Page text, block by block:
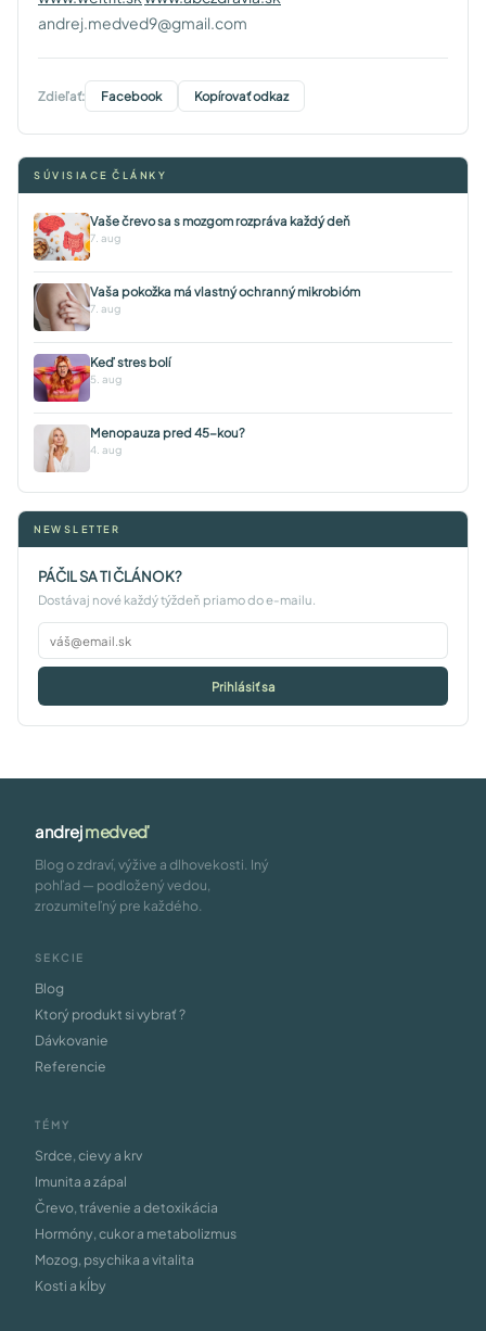
andrej.medved9@gmail.com
Zdieľať: Facebook Kopírovať odkaz
SÚVISIACE ČLÁNKY
Vaše črevo sa s mozgom rozpráva každý deň
7. aug
Vaša pokožka má vlastný ochranný mikrobióm
7. aug
Keď stres bolí
5. aug
Menopauza pred 45-kou?
4. aug
NEWSLETTER
PÁČIL SA TI ČLÁNOK?
Dostávaj nové každý týždeň priamo do e-mailu.
Prihlásiť sa
andrejmedveď
Blog o zdraví, výžive a dlhovekosti. Iný
pohľad — podložený vedou,
zrozumiteľný pre každého.
SEKCIE
Blog
Ktorý produkt si vybrať ?
Dávkovanie
Referencie
TÉMY
Srdce, cievy a krv
Imunita a zápal
Črevo, trávenie a detoxikácia
Hormóny, cukor a metabolizmus
Mozog, psychika a vitalita
Kosti a kĺby